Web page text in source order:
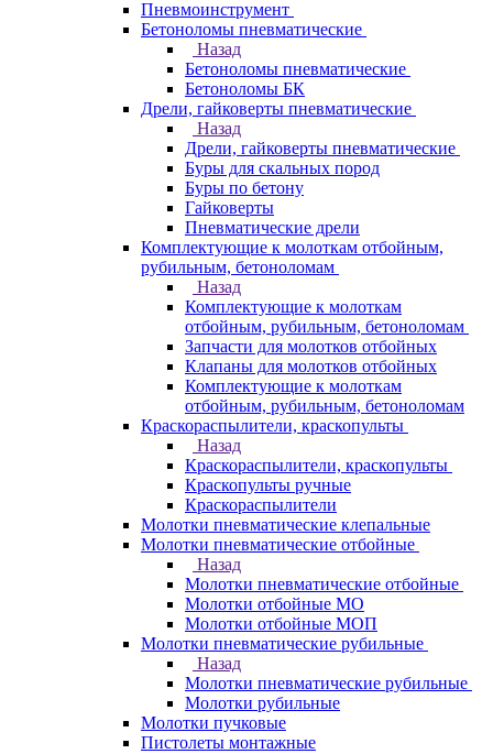
Пневмоинструмент
Бетоноломы пневматические
Назад
Бетоноломы пневматические
Бетоноломы БК
Дрели, гайковерты пневматические
Назад
Дрели, гайковерты пневматические
Буры для скальных пород
Буры по бетону
Гайковерты
Пневматические дрели
Комплектующие к молоткам отбойным,
рубильным, бетоноломам
Назад
Комплектующие к молоткам
отбойным, рубильным, бетоноломам
Запчасти для молотков отбойных
Клапаны для молотков отбойных
Комплектующие к молоткам
отбойным, рубильным, бетоноломам
Краскораспылители, краскопульты
Назад
Краскораспылители, краскопульты
Краскопульты ручные
Краскораспылители
Молотки пневматические клепальные
Молотки пневматические отбойные
Назад
Молотки пневматические отбойные
Молотки отбойные МО
Молотки отбойные МОП
Молотки пневматические рубильные
Назад
Молотки пневматические рубильные
Молотки рубильные
Молотки пучковые
Пистолеты монтажные